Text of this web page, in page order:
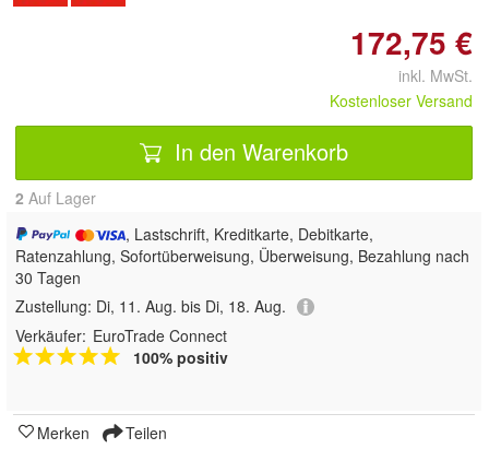
172,75 €
inkl. MwSt.
Kostenloser Versand
In den Warenkorb
2 Auf Lager
, Lastschrift, Kreditkarte, Debitkarte,
Ratenzahlung, Sofortüberweisung, Überweisung, Bezahlung nach
30 Tagen
Zustellung: Di, 11. Aug. bis Di, 18. Aug.
Verkäufer: EuroTrade Connect
100% positiv
Merken Teilen